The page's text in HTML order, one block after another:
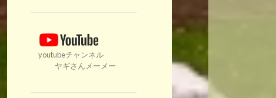
youtubeチャンネル
ヤギさんメーメー